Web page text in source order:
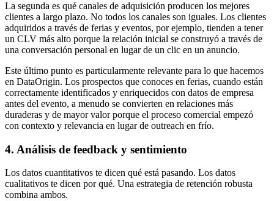
La segunda es qué canales de adquisición producen los mejores
clientes a largo plazo. No todos los canales son iguales. Los clientes
adquiridos a través de ferias y eventos, por ejemplo, tienden a tener
un CLV más alto porque la relación inicial se construyó a través de
una conversación personal en lugar de un clic en un anuncio.
Este último punto es particularmente relevante para lo que hacemos
en DataOrigin. Los prospectos que conoces en ferias, cuando están
correctamente identificados y enriquecidos con datos de empresa
antes del evento, a menudo se convierten en relaciones más
duraderas y de mayor valor porque el proceso comercial empezó
con contexto y relevancia en lugar de outreach en frío.
4. Análisis de feedback y sentimiento
Los datos cuantitativos te dicen qué está pasando. Los datos
cualitativos te dicen por qué. Una estrategia de retención robusta
combina ambos.